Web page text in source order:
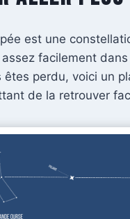
est une
facilement
êtes perdu, voici un
de la retrouver